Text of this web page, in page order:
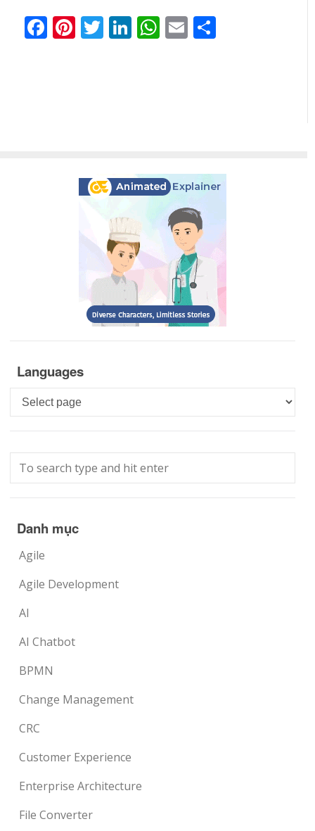
Facebook
Pinterest
Twitter
LinkedIn
WhatsApp
Email
Languages
Languages
Danh mục
Agile
Agile Development
AI
AI Chatbot
BPMN
Change Management
CRC
Customer Experience
Enterprise Architecture
File Converter